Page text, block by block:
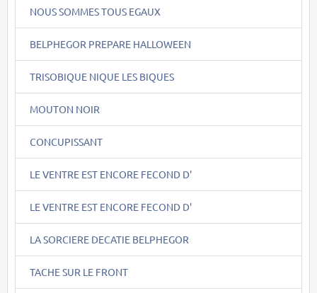
NOUS SOMMES TOUS EGAUX
BELPHEGOR PREPARE HALLOWEEN
TRISOBIQUE NIQUE LES BIQUES
MOUTON NOIR
CONCUPISSANT
LE VENTRE EST ENCORE FECOND D'
LE VENTRE EST ENCORE FECOND D'
LA SORCIERE DECATIE BELPHEGOR
TACHE SUR LE FRONT